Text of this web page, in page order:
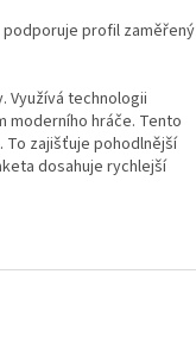
podporuje profil zaměřený
Využívá technologii
moderního hráče. Tento
To zajišťuje pohodlnější
dosahuje rychlejší